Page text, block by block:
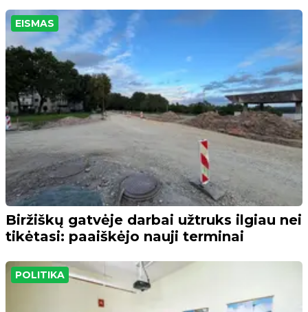
EISMAS
Biržiškų gatvėje darbai užtruks ilgiau nei
tikėtasi: paaiškėjo nauji terminai
POLITIKA